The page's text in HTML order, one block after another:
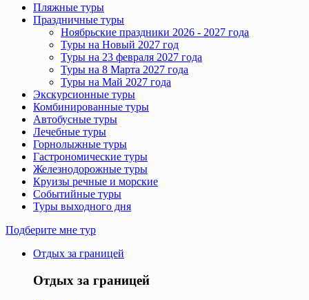
Пляжные туры
Праздничные туры
Ноябрьские праздники 2026 - 2027 года
Туры на Новый 2027 год
Туры на 23 февраля 2027 года
Туры на 8 Марта 2027 года
Туры на Май 2027 года
Экскурсионные туры
Комбинированные туры
Автобусные туры
Лечебные туры
Горнолыжные туры
Гастрономические туры
Железнодорожные туры
Круизы речные и морские
Событийные туры
Туры выходного дня
Подберите мне тур
Отдых за границей
Отдых за границей